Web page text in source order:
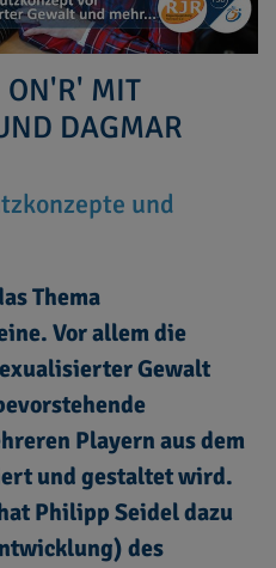
ON'R' MIT
DAGMAR
und
Thema
Vor allem die
Gewalt
Playern aus dem
und gestaltet wird.
Philipp Seidel dazu
des